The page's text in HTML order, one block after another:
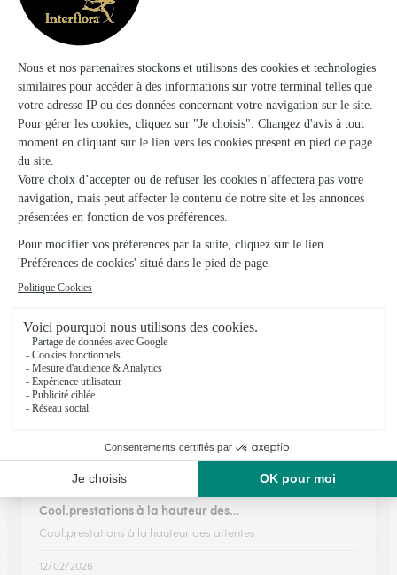
Ils ont fait livrer des fleurs ou une plante à
Milly-sur-Bradon
★
Bouquet magnifique
Livraison au top bouquet magnifique.
08/12/2025
★
★
Livraison rapide !
Produit de bonne qualité. Arrivé en parfait état à la date
prévue !
★ ★ ★
Cool.prestations à la hauteur des…
Cool.prestations à la hauteur des attentes
12/02/2026